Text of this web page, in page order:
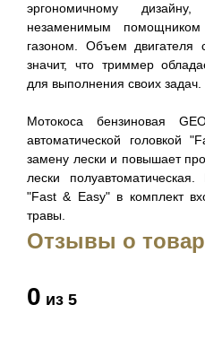
эргономичному
незаменимым
газоном. Объем двигателя
значит, что триммер
для выполнения своих задач.
Мотокоса бензиновая
автоматической головкой
замену лески и повышает
лески
"Fast & Easy" в комплект
травы.
Отзывы о
0 из 5